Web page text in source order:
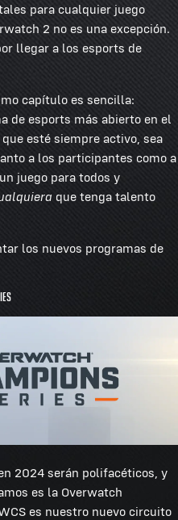
para cualquier juego
2 no es una excepción.
llegar a los esports de
capítulo es sencilla:
de esports más abierto en el
esté siempre activo, sea
a los participantes como a
juego para todos y
que tenga talento
los nuevos programas de
2024 serán polifacéticos, y
es la Overwatch
es nuestro nuevo circuito